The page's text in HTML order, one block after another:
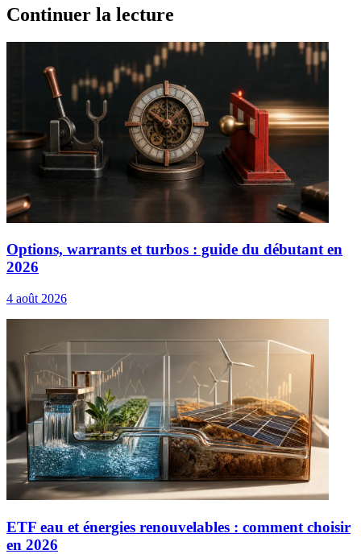
Continuer la lecture
Options, warrants et turbos : guide du débutant en
2026
4 août 2026
ETF eau et énergies renouvelables : comment choisir
en 2026